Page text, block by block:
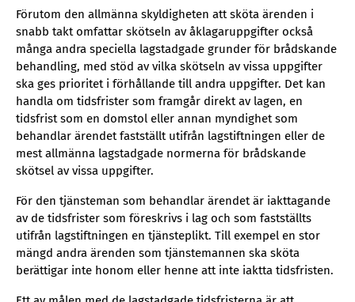
Förutom den allmänna skyldigheten att sköta ärenden i
snabb takt omfattar skötseln av åklagaruppgifter också
många andra speciella lagstadgade grunder för brådskande
behandling, med stöd av vilka skötseln av vissa uppgifter
ska ges prioritet i förhållande till andra uppgifter. Det kan
handla om tidsfrister som framgår direkt av lagen, en
tidsfrist som en domstol eller annan myndighet som
behandlar ärendet fastställt utifrån lagstiftningen eller de
mest allmänna lagstadgade normerna för brådskande
skötsel av vissa uppgifter.
För den tjänsteman som behandlar ärendet är iakttagande
av de tidsfrister som föreskrivs i lag och som fastställts
utifrån lagstiftningen en tjänsteplikt. Till exempel en stor
mängd andra ärenden som tjänstemannen ska sköta
berättigar inte honom eller henne att inte iaktta tidsfristen.